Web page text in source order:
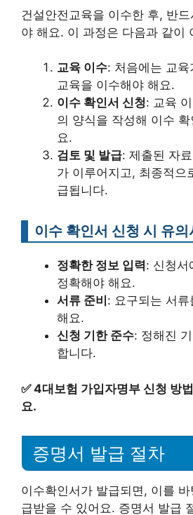
건설안전교육을 이수한 후, 반
야 해요. 이 과정은 다음과 같이
교육 이수: 처음에는 교
교육을 이수해야 해요.
이수 확인서 신청: 교육
의 양식을 작성해 이수
요.
검토 및 발급: 제출된 자
가 이루어지고, 최종적으
급됩니다.
이수 확인서 신청 시 유의
정확한 정보 입력: 신청서
정확해야 해요.
서류 준비 : 요구되는 서
해요.
신청 기한 준수: 정해진
합니다.
✅4대보험 가입자명부 신청 방
요.
증명서 발급 절차
이수확인서가 발급되면, 이를
급받을 수 있어요. 증명서 발급